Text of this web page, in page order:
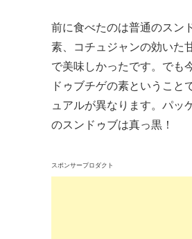
前に食べたのは普通のスン
素、コチュジャンの効いた
で美味しかったです。でも
ドゥブチゲの素ということ
ュアルが異なります。パッ
のスンドゥブは真っ黒！
スポンサープロダクト